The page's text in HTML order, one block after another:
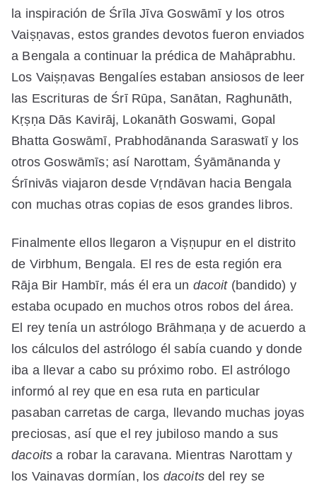
la inspiración de Śrīla Jīva Goswāmī y los otros
Vaiṣṇavas, estos grandes devotos fueron enviados
a Bengala a continuar la prédica de Mahāprabhu.
Los Vaiṣṇavas Bengalíes estaban ansiosos de leer
las Escrituras de Śrī Rūpa, Sanātan, Raghunāth,
Kṛṣṇa Dās Kavirāj, Lokanāth Goswami, Gopal
Bhatta Goswāmī, Prabhodānanda Saraswatī y los
otros Goswāmīs; así Narottam, Śyāmānanda y
Śrīnivās viajaron desde Vṛndāvan hacia Bengala
con muchas otras copias de esos grandes libros.
Finalmente ellos llegaron a Viṣṇupur en el distrito
de Virbhum, Bengala. El res de esta región era
Rāja Bir Hambīr, más él era un dacoit(bandido) y
estaba ocupado en muchos otros robos del área.
El rey tenía un astrólogo Brāhmaṇa y de acuerdo a
los cálculos del astrólogo él sabía cuando y donde
iba a llevar a cabo su próximo robo. El astrólogo
informó al rey que en esa ruta en particular
pasaban carretas de carga, llevando muchas joyas
preciosas, así que el rey jubiloso mando a sus
dacoits a robar la caravana. Mientras Narottam y
los Vainavas dormían, los dacoitsdel rey se